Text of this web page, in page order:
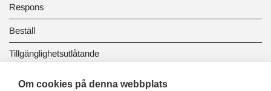
Respons
Beställ
Tillgänglighetsutlåtande
Dataskydd och registerbeskrivningar
Om cookies på denna webbplats